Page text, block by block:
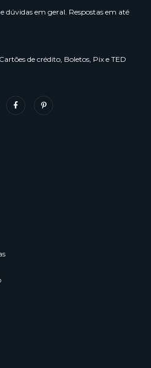
dúvidas em geral. Respostas em até
de crédito, Boletos, Pix e TED